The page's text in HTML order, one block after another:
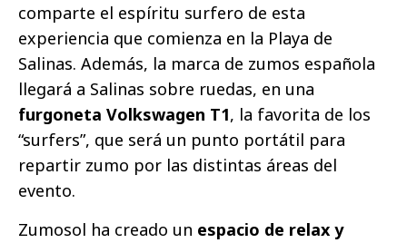
comparte el espíritu surfero de esta
experiencia que comienza en la Playa de
Salinas. Además, la marca de zumos española
llegará a Salinas sobre ruedas, en una
furgoneta Volkswagen T1, la favorita de los
“surfers”, que será un punto portátil para
repartir zumo por las distintas áreas del
evento.
Zumosol ha creado un espacio de relax y